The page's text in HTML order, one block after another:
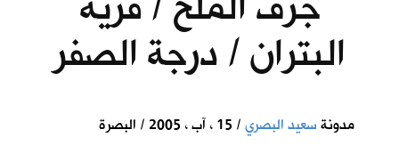
البتران / درجة الصفر
مدونةسعيد البصري/ 15 ، آب ، 2005 / البصرة